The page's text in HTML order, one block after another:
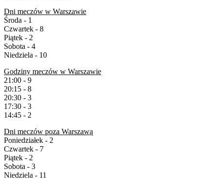
Dni meczów w Warszawie
Środa - 1
Czwartek - 8
Piątek - 2
Sobota - 4
Niedziela - 10
Godziny meczów w Warszawie
21:00 - 9
20:15 - 8
20:30 - 3
17:30 - 3
14:45 - 2
Dni meczów poza Warszawą
Poniedziałek - 2
Czwartek - 7
Piątek - 2
Sobota - 3
Niedziela - 11